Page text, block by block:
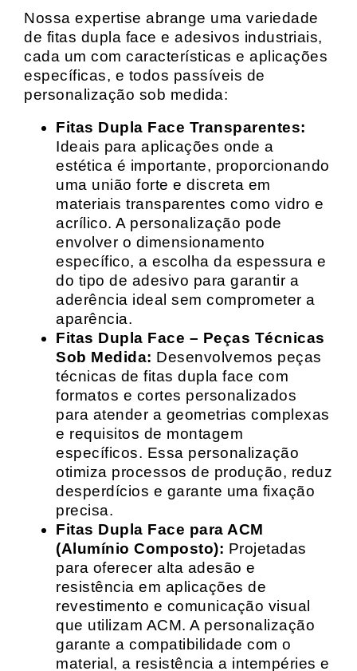
Nossa expertise abrange uma variedade
de fitas dupla face e adesivos industriais,
cada um com características e aplicações
específicas, e todos passíveis de
personalização sob medida:
Fitas Dupla Face Transparentes:
Ideais para aplicações onde a
estética é importante, proporcionando
uma união forte e discreta em
materiais transparentes como vidro e
acrílico. A personalização pode
envolver o dimensionamento
específico, a escolha da espessura e
do tipo de adesivo para garantir a
aderência ideal sem comprometer a
aparência.
Fitas Dupla Face – Peças Técnicas
Sob Medida: Desenvolvemos peças
técnicas de fitas dupla face com
formatos e cortes personalizados
para atender a geometrias complexas
e requisitos de montagem
específicos. Essa personalização
otimiza processos de produção, reduz
desperdícios e garante uma fixação
precisa.
Fitas Dupla Face para ACM
(Alumínio Composto): Projetadas
para oferecer alta adesão e
resistência em aplicações de
revestimento e comunicação visual
que utilizam ACM. A personalização
garante a compatibilidade com o
material, a resistência a intempéries e